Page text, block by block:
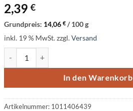
2,39€
Grundpreis: 14,06€ /100g
inkl. 19 % MwSt.zzgl.Versand
In den Warenkorb
Artikelnummer: 1011406439